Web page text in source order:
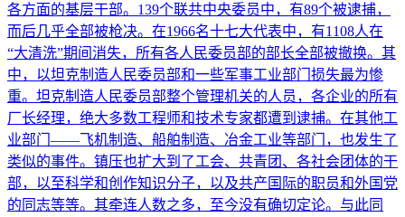
各方面的基层干部。139个联共中央委员中，有89个被逮捕，
而后几乎全部被枪决。在1966名十七大代表中，有1108人在
“大清洗”期间消失，所有各人民委员部的部长全部被撤换。其
中，以坦克制造人民委员部和一些军事工业部门损失最为惨
重。坦克制造人民委员部整个管理机关的人员，各企业的所有
厂长经理，绝大多数工程师和技术专家都遭到逮捕。在其他工
业部门——飞机制造、船舶制造、冶金工业等部门，也发生了
类似的事件。镇压也扩大到了工会、共青团、各社会团体的干
部，以至科学和创作知识分子，以及共产国际的职员和外国党
的同志等等。其牵连人数之多，至今没有确切定论。与此同